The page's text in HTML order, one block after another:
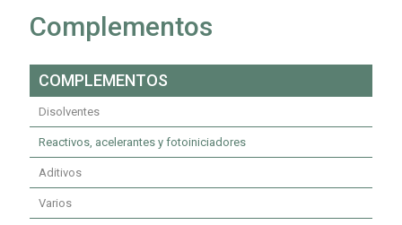
Complementos
COMPLEMENTOS
Disolventes
Reactivos, acelerantes y fotoiniciadores
Aditivos
Varios